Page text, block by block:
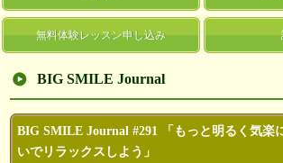
無料体験レッスン申し込み
BIG SMILE Journal
BIG SMILE Journal #291 「もっと明るく気楽
いでリラックスしよう」